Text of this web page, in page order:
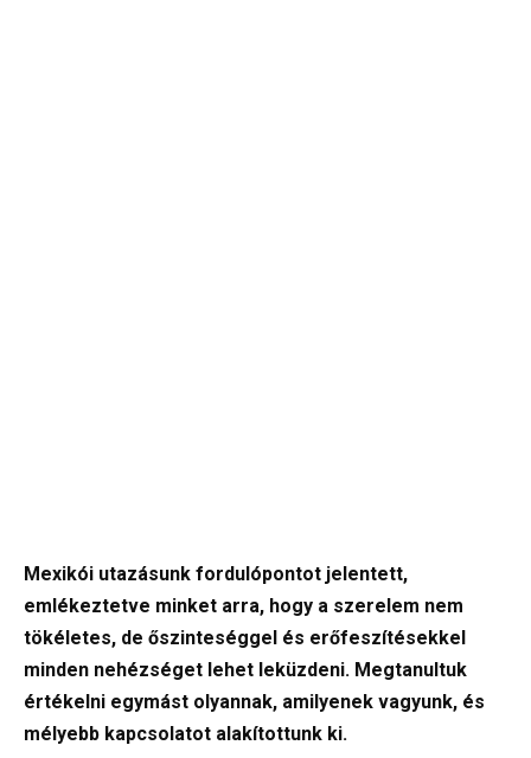
Mexikói utazásunk fordulópontot jelentett,
emlékeztetve minket arra, hogy a szerelem nem
tökéletes, de őszinteséggel és erőfeszítésekkel
minden nehézséget lehet leküzdeni. Megtanultuk
értékelni egymást olyannak, amilyenek vagyunk, és
mélyebb kapcsolatot alakítottunk ki.